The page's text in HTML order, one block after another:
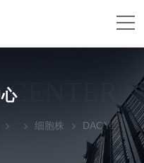
细胞株 DAOY人脑髓母细胞瘤细胞